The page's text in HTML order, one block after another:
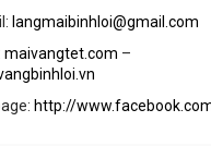
langmaibinhloi@gmail.com
maivangtet.com –
http://